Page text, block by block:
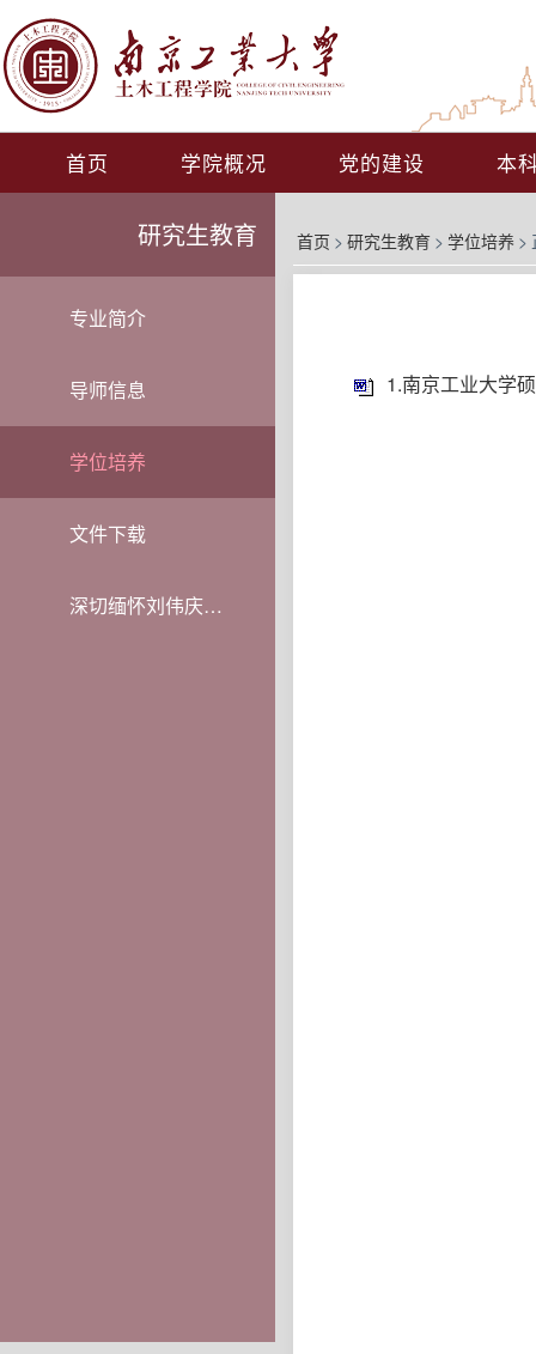
首页 学院概况 党的建设 本
研究生教育
专业简介
导师信息
学位培养
文件下载
深切缅怀刘伟庆教授
首页 > 研究生教育 > 学位培养 >
1.南京工业大学